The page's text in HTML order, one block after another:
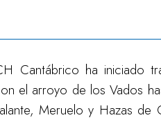
Cantábrico ha iniciado
el arroyo de los Vados
Meruelo y Hazas